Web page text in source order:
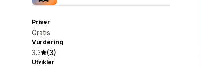
Priser
Gratis
Vurdering
3.3 (3)
Utvikler